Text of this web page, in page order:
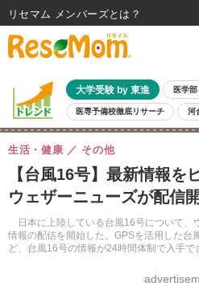
大学受験 by 東進 医学部
医専予備校徹底リサーチ 河
親子で考える大学選び 高校受験 中学
共通テスト 夏休み
8月開催イベント・WS 全国公立高校 過去問
自由研究教材（小学生向け） 自由研究教材
【台風16号】最新情報を
ウェザーニューズが配信
日本に上陸している台風16号について、
情報の配信を開始した。GPSを活用した台
ど、台風16号の情報が24時間体制で入手
生活・健康 その他
リセマム メンバーズ